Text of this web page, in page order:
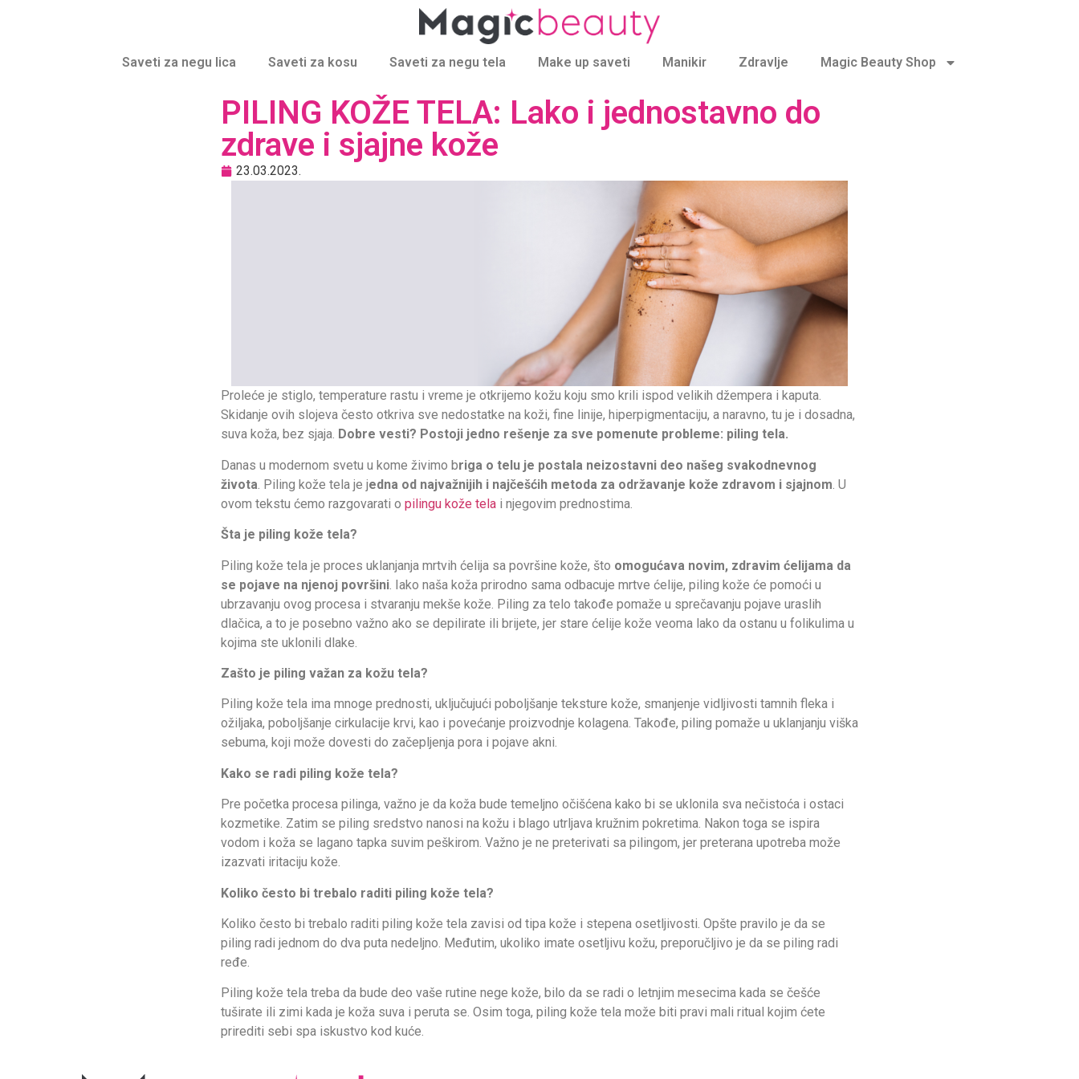
Saveti za negu lica Saveti za kosu Saveti za negu tela Make up saveti Manikir Zdravlje Magic Beauty Shop
PILING KOŽE TELA: Lako i jednostavno do
zdrave i sjajne kože
23.03.2023.
Proleće je stiglo, temperature rastu i vreme je otkrijemo kožu koju smo krili ispod velikih džempera i kaputa.
Skidanje ovih slojeva često otkriva sve nedostatke na koži, fine linije, hiperpigmentaciju, a naravno, tu je i dosadna,
suva koža, bez sjaja. Dobre vesti? Postoji jedno rešenje za sve pomenute probleme: piling tela.
Danas u modernom svetu u kome živimo briga o telu je postala neizostavni deo našeg svakodnevnog
života . Piling kože tela je jedna od najvažnijih i najčešćih metoda za održavanje kože zdravom i sjajnom . U
ovom tekstu ćemo razgovarati o pilingu kože telai njegovim prednostima.
Šta je piling kože tela?
Piling kože tela je proces uklanjanja mrtvih ćelija sa površine kože, što omogućava novim, zdravim ćelijama da
se pojave na njenoj površini. Iako naša koža prirodno sama odbacuje mrtve ćelije, piling kože će pomoći u
ubrzavanju ovog procesa i stvaranju mekše kože. Piling za telo takođe pomaže u sprečavanju pojave uraslih
dlačica, a to je posebno važno ako se depilirate ili brijete, jer stare ćelije kože veoma lako da ostanu u folikulima u
kojima ste uklonili dlake.
Zašto je piling važan za kožu tela?
Piling kože tela ima mnoge prednosti, uključujući poboljšanje teksture kože, smanjenje vidljivosti tamnih fleka i
ožiljaka, poboljšanje cirkulacije krvi, kao i povećanje proizvodnje kolagena. Takođe, piling pomaže u uklanjanju viška
sebuma, koji može dovesti do začepljenja pora i pojave akni.
Kako se radi piling kože tela?
Pre početka procesa pilinga, važno je da koža bude temeljno očišćena kako bi se uklonila sva nečistoća i ostaci
kozmetike. Zatim se piling sredstvo nanosi na kožu i blago utrljava kružnim pokretima. Nakon toga se ispira
vodom i koža se lagano tapka suvim peškirom. Važno je ne preterivati sa pilingom, jer preterana upotreba može
izazvati iritaciju kože.
Koliko često bi trebalo raditi piling kože tela?
Koliko često bi trebalo raditi piling kože tela zavisi od tipa kože i stepena osetljivosti. Opšte pravilo je da se
piling radi jednom do dva puta nedeljno. Međutim, ukoliko imate osetljivu kožu, preporučljivo je da se piling radi
ređe.
Piling kože tela treba da bude deo vaše rutine nege kože, bilo da se radi o letnjim mesecima kada se češće
tuširate ili zimi kada je koža suva i peruta se. Osim toga, piling kože tela može biti pravi mali ritual kojim ćete
prirediti sebi spa iskustvo kod kuće.